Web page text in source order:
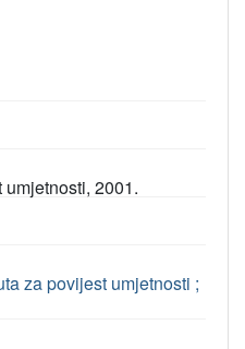
2001.
za povijest umjetnosti ;